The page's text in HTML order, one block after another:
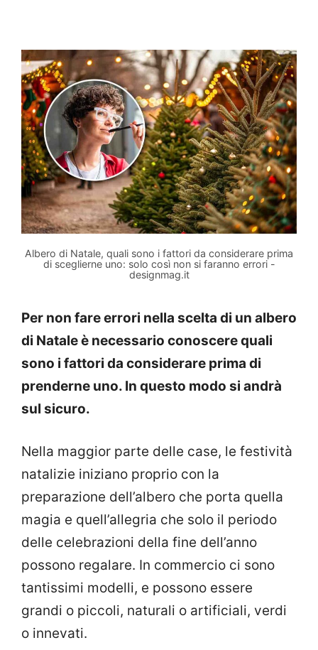
Albero di Natale, quali sono i fattori da considerare prima
di sceglierne uno: solo così non si faranno errori -
designmag.it
Per non fare errori nella scelta di un albero
di Natale è necessario conoscere quali
sono i fattori da considerare prima di
prenderne uno. In questo modo si andrà
sul sicuro.
Nella maggior parte delle case, le festività
natalizie iniziano proprio con la
preparazione dell’albero che porta quella
magia e quell’allegria che solo il periodo
delle celebrazioni della fine dell’anno
possono regalare. In commercio ci sono
tantissimi modelli, e possono essere
grandi o piccoli, naturali o artificiali, verdi
o innevati.